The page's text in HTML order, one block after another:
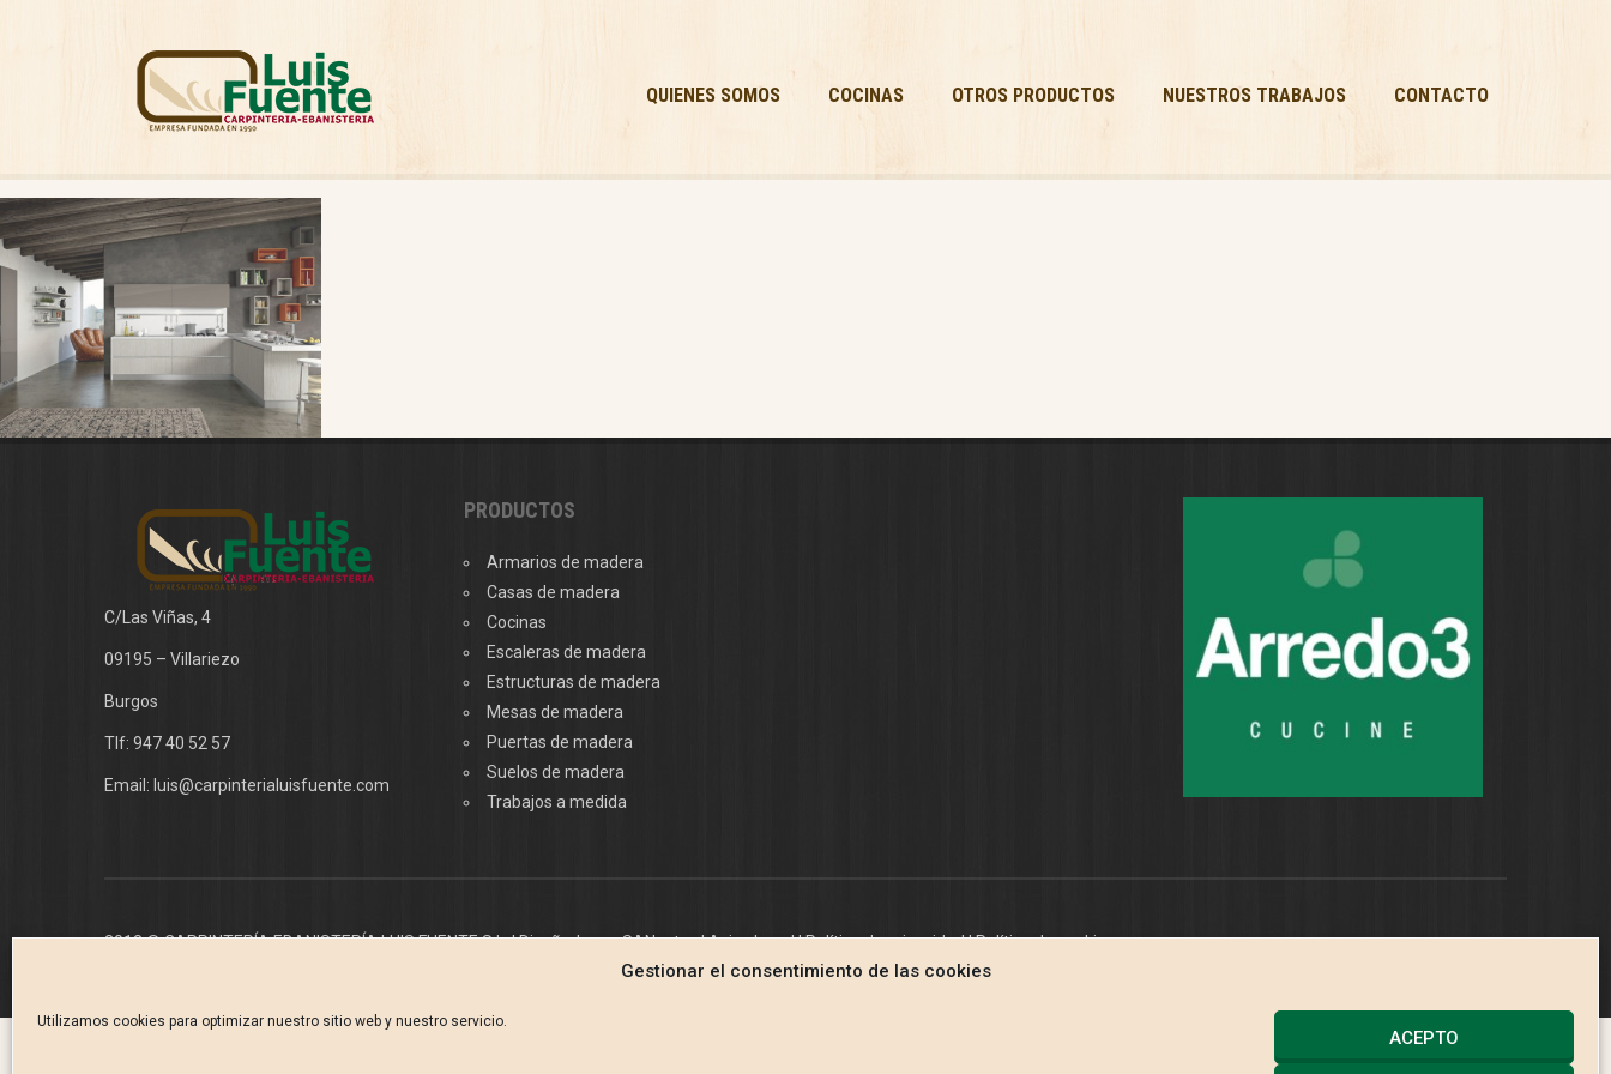
Gestionar el consentimiento de las cookies
Utilizamos cookies para optimizar nuestro sitio web y nuestro servicio.
ACEPTO
QUIENES SOMOS COCINAS OTROS PRODUCTOS NUESTROS TRABAJOS CONTACTO
LINEA PLANA
C/Las Viñas, 4
09195 – Villariezo
Burgos
Tlf: 947 40 52 57
Email: luis@carpinterialuisfuente.com
PRODUCTOS
Armarios de madera
Casas de madera
Cocinas
Escaleras de madera
Estructuras de madera
Mesas de madera
Puertas de madera
Suelos de madera
Trabajos a medida
2013 © CARPINTERÍA EBANISTERÍA LUIS FUENTE S.L. | Diseñado porSANcotec|Aviso Legal|Política de privacidad|Política de cookies